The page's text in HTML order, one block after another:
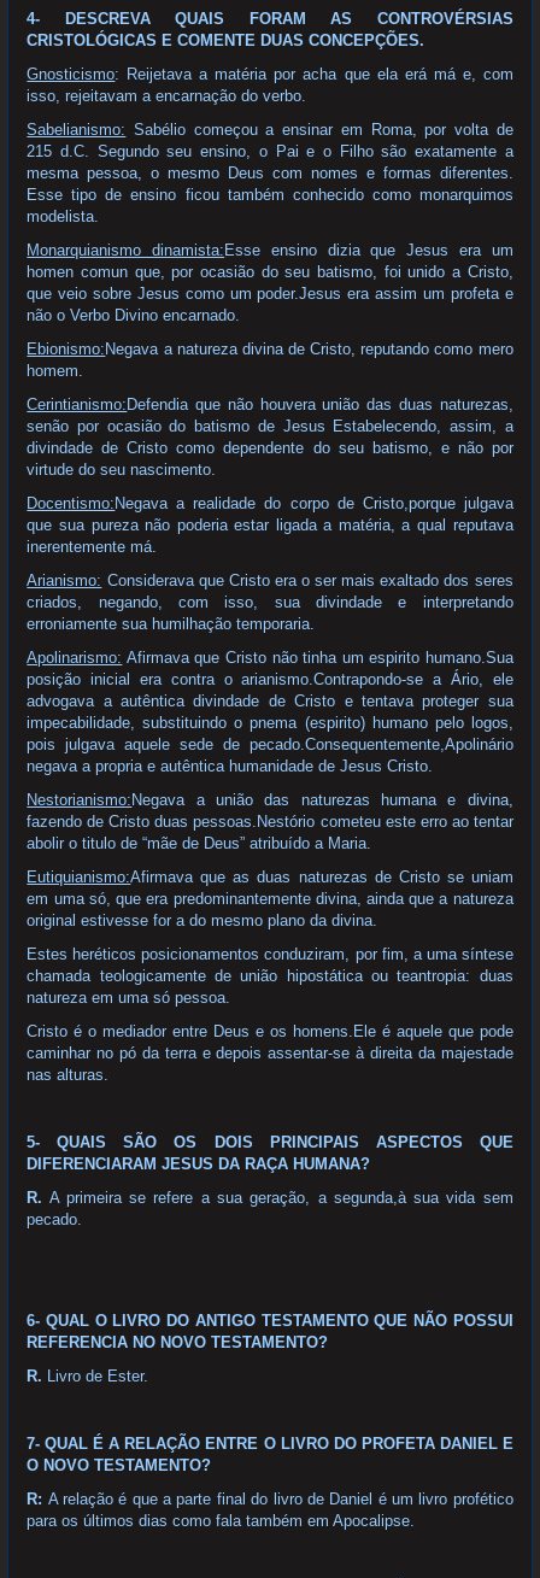
4- DESCREVA QUAIS FORAM AS CONTROVÉRSIAS
CRISTOLÓGICAS E COMENTE DUAS CONCEPÇÕES.
Gnosticismo: Reijetava a matéria por acha que ela erá má e, com
isso, rejeitavam a encarnação do verbo.
Sabelianismo: Sabélio começou a ensinar em Roma, por volta de
215 d.C. Segundo seu ensino, o Pai e o Filho são exatamente a
mesma pessoa, o mesmo Deus com nomes e formas diferentes.
Esse tipo de ensino ficou também conhecido como monarquimos
modelista.
Monarquianismo dinamista: Esse ensino dizia que Jesus era um
homen comun que, por ocasião do seu batismo, foi unido a Cristo,
que veio sobre Jesus como um poder.Jesus era assim um profeta e
não o Verbo Divino encarnado.
Ebionismo: Negava a natureza divina de Cristo, reputando como mero
homem.
Cerintianismo: Defendia que não houvera união das duas naturezas,
senão por ocasião do batismo de Jesus Estabelecendo, assim, a
divindade de Cristo como dependente do seu batismo, e não por
virtude do seu nascimento.
Docentismo: Negava a realidade do corpo de Cristo,porque julgava
que sua pureza não poderia estar ligada a matéria, a qual reputava
inerentemente má.
Arianismo: Considerava que Cristo era o ser mais exaltado dos seres
criados, negando, com isso, sua divindade e interpretando
erroniamente sua humilhação temporaria.
Apolinarismo: Afirmava que Cristo não tinha um espirito humano.Sua
posição inicial era contra o arianismo.Contrapondo-se a Ário, ele
advogava a autêntica divindade de Cristo e tentava proteger sua
impecabilidade, substituindo o pnema (espirito) humano pelo logos,
pois julgava aquele sede de pecado.Consequentemente,Apolinário
negava a propria e autêntica humanidade de Jesus Cristo.
Nestorianismo: Negava a união das naturezas humana e divina,
fazendo de Cristo duas pessoas.Nestório cometeu este erro ao tentar
abolir o titulo de “mãe de Deus” atribuído a Maria.
Eutiquianismo:Afirmava que as duas naturezas de Cristo se uniam
em uma só, que era predominantemente divina, ainda que a natureza
original estivesse for a do mesmo plano da divina.
Estes heréticos posicionamentos conduziram, por fim, a uma síntese
chamada teologicamente de união hipostática ou teantropia: duas
natureza em uma só pessoa.
Cristo é o mediador entre Deus e os homens.Ele é aquele que pode
caminhar no pó da terra e depois assentar-se à direita da majestade
nas alturas.
5- QUAIS SÃO OS DOIS PRINCIPAIS ASPECTOS QUE
DIFERENCIARAM JESUS DA RAÇA HUMANA?
R. A primeira se refere a sua geração, a segunda,à sua vida sem
pecado.
6- QUAL O LIVRO DO ANTIGO TESTAMENTO QUE NÃO POSSUI
REFERENCIA NO NOVO TESTAMENTO?
R. Livro de Ester.
7- QUAL É A RELAÇÃO ENTRE O LIVRO DO PROFETA DANIEL E
O NOVO TESTAMENTO?
R: A relação é que a parte final do livro de Daniel é um livro profético
para os últimos dias como fala também em Apocalipse.